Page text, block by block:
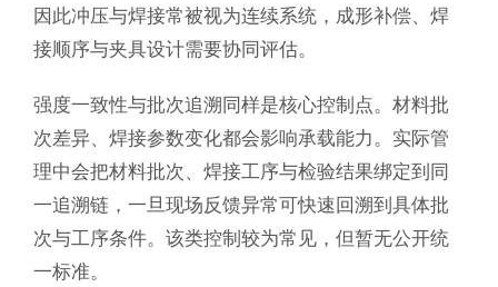
因此冲压与焊接常被视为连续系统，成形补偿、焊
接顺序与夹具设计需要协同评估。
强度一致性与批次追溯同样是核心控制点。材料批
次差异、焊接参数变化都会影响承载能力。实际管
理中会把材料批次、焊接工序与检验结果绑定到同
一追溯链，一旦现场反馈异常可快速回溯到具体批
次与工序条件。该类控制较为常见，但暂无公开统
一标准。